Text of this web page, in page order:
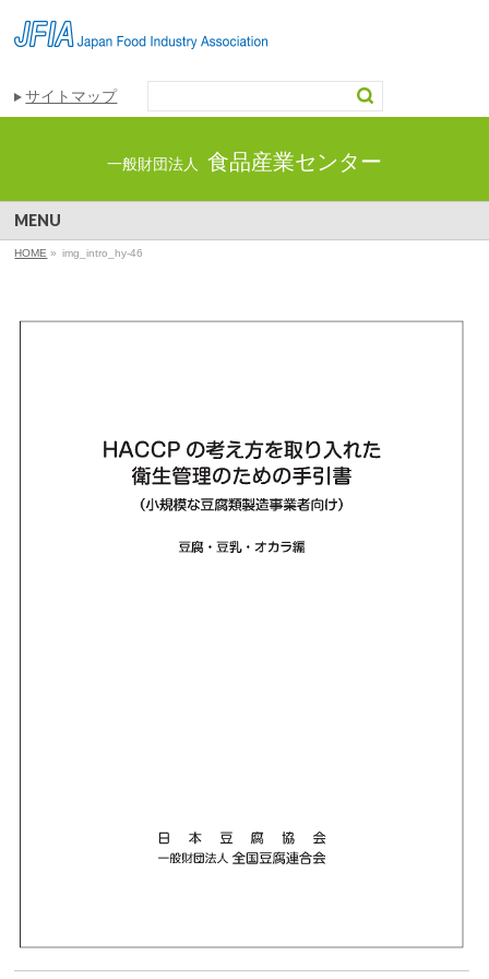
サイトマップ
一般財団法人 食品産業センター
MENU
HOME » img_intro_hy-46